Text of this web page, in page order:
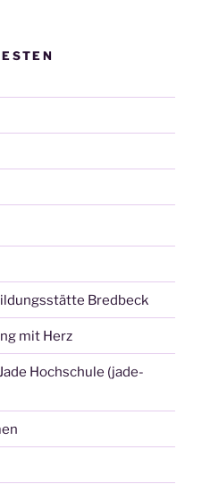
Bredbeck
mit Herz
Hochschule (jade-